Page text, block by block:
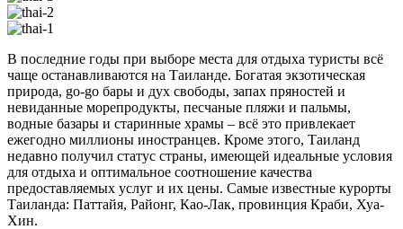
В последние годы при выборе места для отдыха туристы всё
чаще останавливаются на Таиланде. Богатая экзотическая
природа, go-go бары и дух свободы, запах пряностей и
невиданные морепродукты, песчаные пляжи и пальмы,
водные базары и старинные храмы – всё это привлекает
ежегодно миллионы иностранцев. Кроме этого, Таиланд
недавно получил статус страны, имеющей идеальные условия
для отдыха и оптимальное соотношение качества
предоставляемых услуг и их цены. Самые известные курорты
Таиланда: Паттайя, Районг, Као-Лак, провинция Краби, Хуа-
Хин.